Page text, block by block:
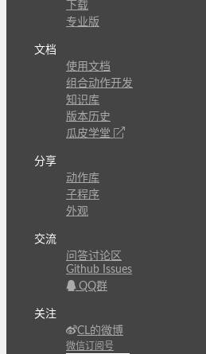
下载
专业版
文档
使用文档
组合动作开发
知识库
版本历史
瓜皮学堂
分享
动作库
子程序
外观
交流
问答讨论区
Github Issues
QQ群
关注
CL的微博
微信订阅号